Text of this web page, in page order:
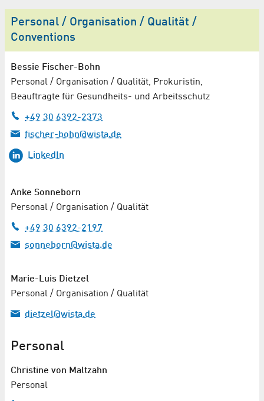
Personal / Organisation / Qualität /
Conventions
Bessie Fischer-Bohn
Personal / Organisation / Qualität, Prokuristin,
Beauftragte für Gesundheits- und Arbeitsschutz
+49 30 6392-2373
fischer-bohn@wista.de
LinkedIn
Anke Sonneborn
Personal / Organisation / Qualität
+49 30 6392-2197
sonneborn@wista.de
Marie-Luis Dietzel
Personal / Organisation / Qualität
dietzel@wista.de
Personal
Christine von Maltzahn
Personal